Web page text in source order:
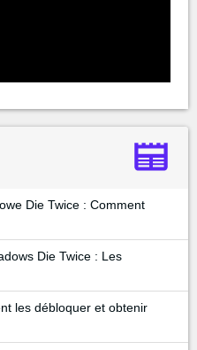
Die Twice : Comment
Die Twice : Les
les débloquer et obtenir